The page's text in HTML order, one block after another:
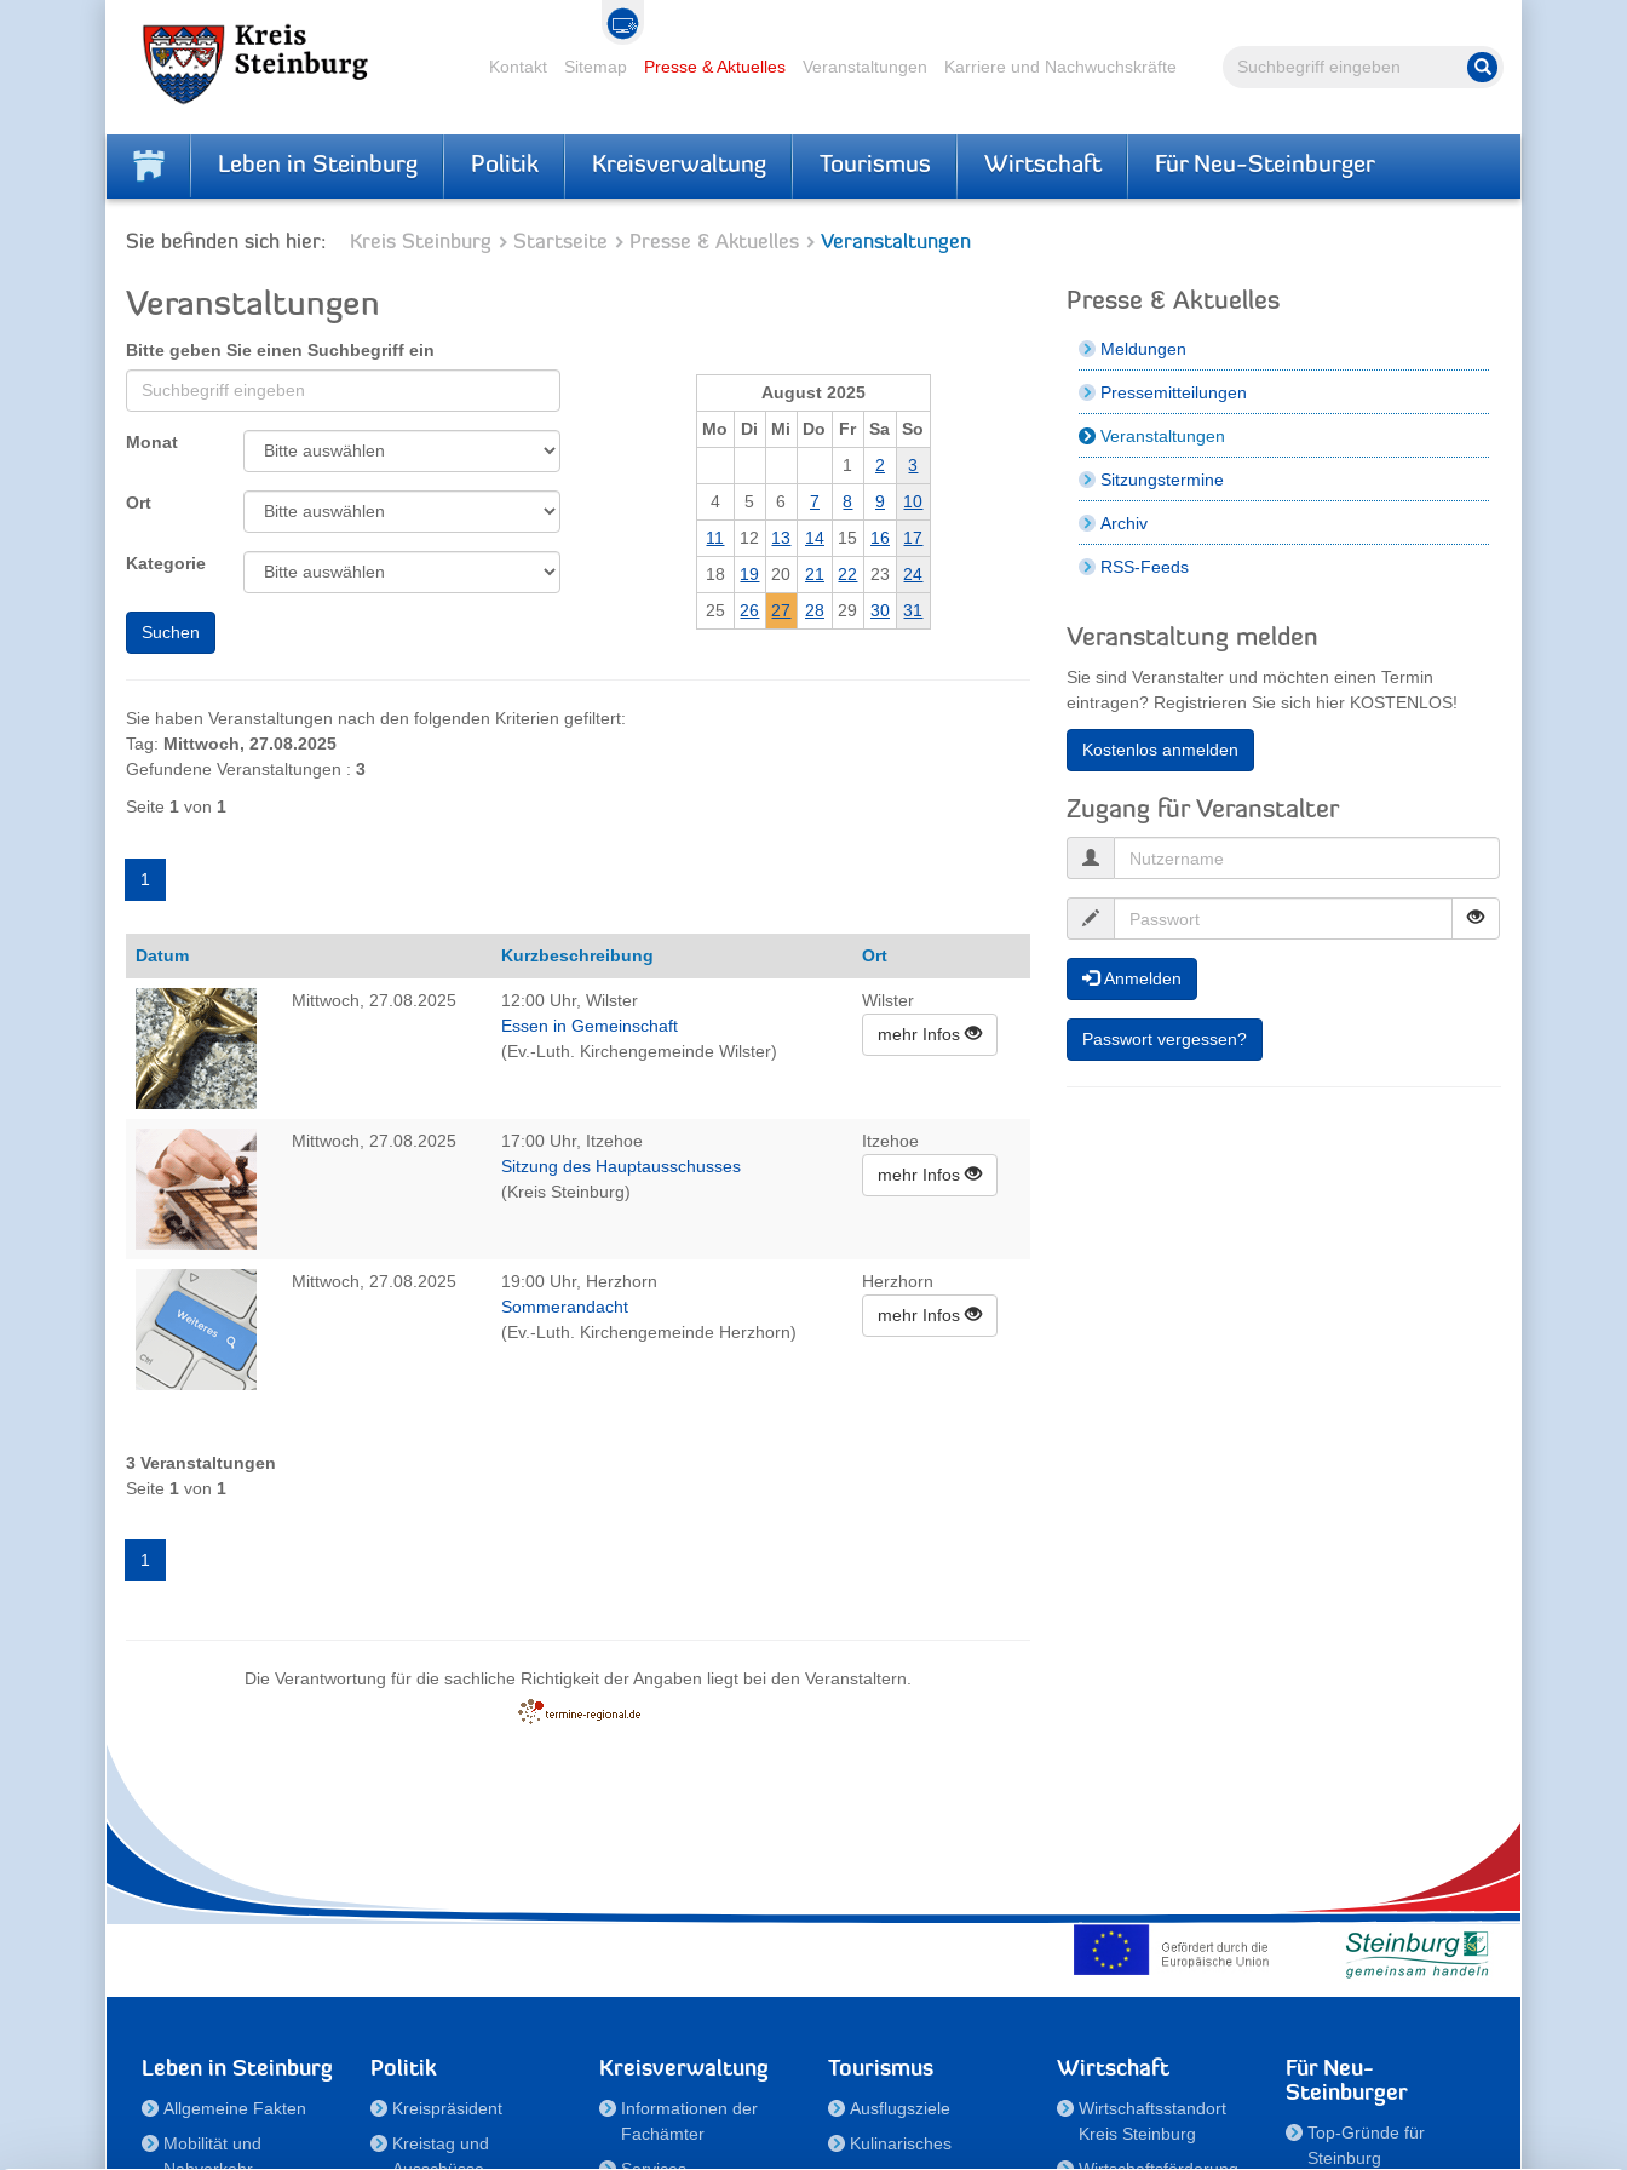
Volltextsuche Suche starten
Kontakt Sitemap Presse & Aktuelles Veranstaltungen Karriere und Nachwuchskräfte
Leben in Steinburg Politik Kreisverwaltung Tourismus Wirtschaft Für Neu-Steinburger
Sie befinden sich hier: Kreis Steinburg Startseite Presse & Aktuelles Veranstaltungen
Veranstaltungen
August 2025
Mo
Di Mi Do Fr Sa
So
1
2
3
4
5 6 7 8 9
10
11
12 13 14 15 16
17
18
19 20 21 22 23
24
25
26 27 28 29 30 31
Bitte geben Sie einen Suchbegriff ein
Monat
Ort
Kategorie
Sie haben Veranstaltungen nach den folgenden Kriterien gefiltert:
Tag: Mittwoch, 27.08.2025
Gefundene Veranstaltungen : 3
Seite 1 von 1
1
Datum Kurzbeschreibung Ort
Mittwoch, 27.08.2025
12:00 Uhr, Wilster
Essen in Gemeinschaft
(Ev.-Luth. Kirchengemeinde Wilster)
Wilster
mehr Infos
Mittwoch, 27.08.2025
17:00 Uhr, Itzehoe
Sitzung des Hauptausschusses
(Kreis Steinburg)
Itzehoe
mehr Infos
Mittwoch, 27.08.2025
19:00 Uhr, Herzhorn
Sommerandacht
(Ev.-Luth. Kirchengemeinde Herzhorn)
Herzhorn
mehr Infos
3 Veranstaltungen
Seite 1 von 1
1
Die Verantwortung für die sachliche Richtigkeit der Angaben liegt bei den Veranstaltern.
Presse & Aktuelles
Meldungen
Pressemitteilungen
Veranstaltungen
Sitzungstermine
Archiv
RSS-Feeds
Veranstaltung melden
Sie sind Veranstalter und möchten einen Termin
eintragen? Registrieren Sie sich hier KOSTENLOS!
Kostenlos anmelden
Zugang für Veranstalter
Anmelden
Passwort vergessen?
Leben in Steinburg
Allgemeine Fakten
Mobilität und
Politik
Kreispräsident
Kreistag und
Kreisverwaltung
Informationen der
Fachämter
Tourismus
Ausflugsziele
Kulinarisches
Wirtschaft
Wirtschaftsstandort
Kreis Steinburg
Für Neu-
Steinburger
Top-Gründe für
Steinburg